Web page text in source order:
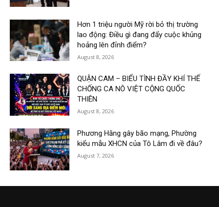
Hơn 1 triệu người Mỹ rời bỏ thị trường
lao động: Điều gì đang đẩy cuộc khủng
hoảng lên đỉnh điểm?
August 8, 2026
QUẬN CAM – BIỂU TÌNH ĐẦY KHÍ THẾ
CHỐNG CA NÔ VIỆT CỘNG QUỐC
THIÊN
August 8, 2026
Phương Hằng gây bão mạng, Phường
kiểu mẫu XHCN của Tô Lâm đi về đâu?
August 7, 2026